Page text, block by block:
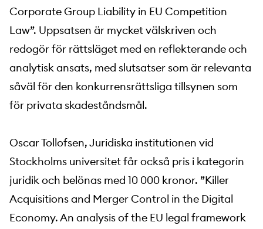
Corporate Group Liability in EU Competition
Law”. Uppsatsen är mycket välskriven och
redogör för rättsläget med en reflekterande och
analytisk ansats, med slutsatser som är relevanta
såväl för den konkurrensrättsliga tillsynen som
för privata skadeståndsmål.
Oscar Tollofsen, Juridiska institutionen vid
Stockholms universitet får också pris i kategorin
juridik och belönas med 10 000 kronor. ”Killer
Acquisitions and Merger Control in the Digital
Economy. An analysis of the EU legal framework